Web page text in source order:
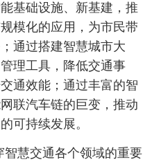
基础设施、新基建，推
模化的应用，为市民带
通过搭建智慧城市大
理工具，降低交通事
通效能；通过丰富的智
联汽车链的巨变，推动
可持续发展。
智慧交通各个领域的重要